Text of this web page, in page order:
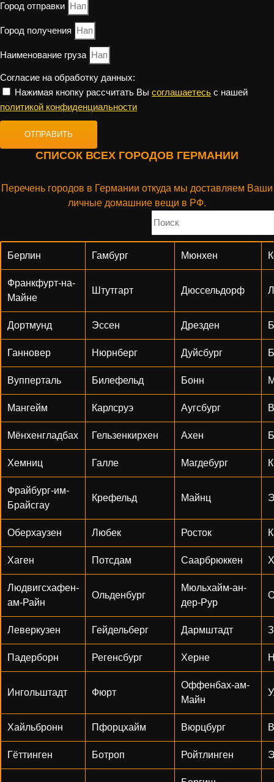
Город отправки
Город получения
Наименование груза
Согласие на обработку данных:
Нажимая кнопку рассчитать Вы соглашаетесь с нашей
политикой конфиденциальности
ОТПРАВИТЬ
СПИСОК ВСЕХ ГОРОДОВ ГЕРМАНИИ
Перечень городов в Германии откуда мы доставляем Ваши
личные домашние вещи в РФ.
Берлин Гамбург Мюнхен
Франкфурт-на-
Майне
Штутгарт Дюссельдорф
Дортмунд Эссен Дрезден
Ганновер Нюрнберг Дуйсбург
Вупперталь Билефельд Бонн
Мангейм Карлсруэ Аугсбург
Мёнхенгладбах Гельзенкирхен Ахен
Хемниц Галле Магдебург
Фрайбург-им-
Брайсгау
Крефельд Майнц
Оберхаузен Любек Росток
Хаген Потсдам Саарбрюккен
Людвигсхафен-
ам-Райн
Ольденбург
Мюльхайм-ан-
дер-Рур
Леверкузен Гейдельберг Дармштадт
Падерборн Регенсбург Херне
Ингольштадт Фюрт
Оффенбах-ам-
Майн
Хайльбронн Пфорцхайм Вюрцбург
Гёттинген Ботроп Ройтлинген